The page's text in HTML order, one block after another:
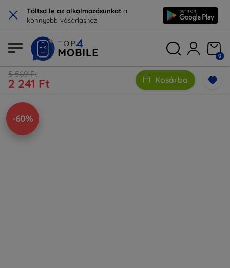
× Töltsd le az alkalmazásunkat a
könnyebb vásárláshoz.
0
5 589 Ft
2 241 Ft Kosárba
-60%